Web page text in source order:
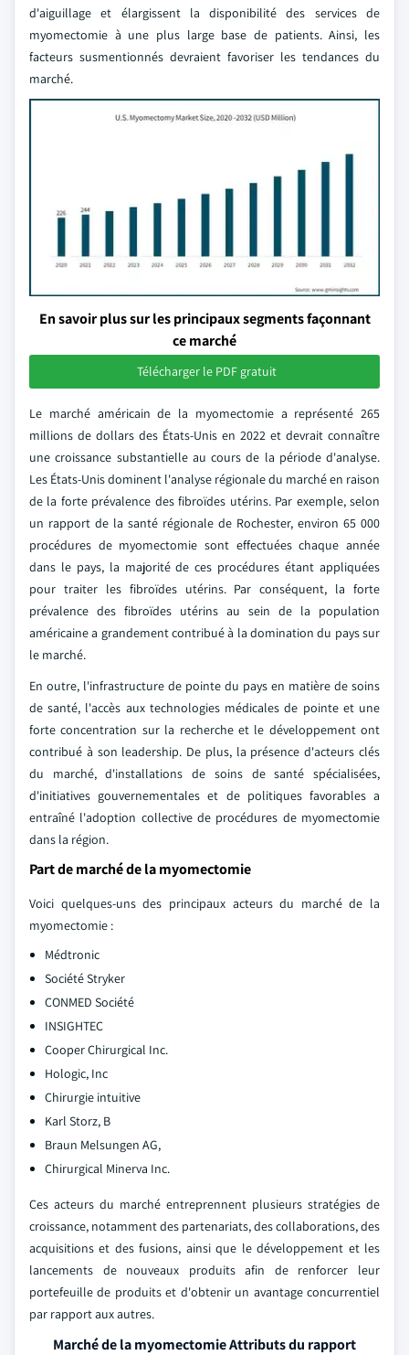
d'aiguillage et élargissent la disponibilité des services de
myomectomie à une plus large base de patients. Ainsi, les
facteurs susmentionnés devraient favoriser les tendances du
marché.
En savoir plus sur les principaux segments façonnant
ce marché
Télécharger le PDF gratuit
Le marché américain de la myomectomie a représenté 265
millions de dollars des États-Unis en 2022 et devrait connaître
une croissance substantielle au cours de la période d'analyse.
Les États-Unis dominent l'analyse régionale du marché en raison
de la forte prévalence des fibroïdes utérins. Par exemple, selon
un rapport de la santé régionale de Rochester, environ 65 000
procédures de myomectomie sont effectuées chaque année
dans le pays, la majorité de ces procédures étant appliquées
pour traiter les fibroïdes utérins. Par conséquent, la forte
prévalence des fibroïdes utérins au sein de la population
américaine a grandement contribué à la domination du pays sur
le marché.
En outre, l'infrastructure de pointe du pays en matière de soins
de santé, l'accès aux technologies médicales de pointe et une
forte concentration sur la recherche et le développement ont
contribué à son leadership. De plus, la présence d'acteurs clés
du marché, d'installations de soins de santé spécialisées,
d'initiatives gouvernementales et de politiques favorables a
entraîné l'adoption collective de procédures de myomectomie
dans la région.
Part de marché de la myomectomie
Voici quelques-uns des principaux acteurs du marché de la
myomectomie :
Médtronic
Société Stryker
CONMED Société
INSIGHTEC
Cooper Chirurgical Inc.
Hologic, Inc
Chirurgie intuitive
Karl Storz, B
Braun Melsungen AG,
Chirurgical Minerva Inc.
Ces acteurs du marché entreprennent plusieurs stratégies de
croissance, notamment des partenariats, des collaborations, des
acquisitions et des fusions, ainsi que le développement et les
lancements de nouveaux produits afin de renforcer leur
portefeuille de produits et d'obtenir un avantage concurrentiel
par rapport aux autres.
Marché de la myomectomie Attributs du rapport